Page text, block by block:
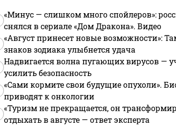
«Минус — слишком много спойлеров»:
снялся в сериале «Дом Дракона». Видео
«Август принесет новые возможности»:
знаков зодиака улыбнется удача
Надвигается волна пугающих вирусов —
усилить безопасность
«Сами кормите свои будущие опухоли».
приводят к онкологии
«Туризм не прекращается, он
отдыхать в августе — ответ эксперта